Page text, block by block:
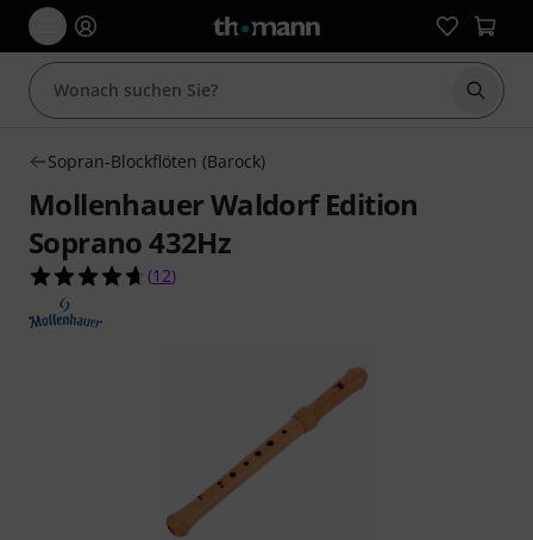
Suche
Sopran-Blockflöten (Barock)
Mollenhauer Waldorf Edition
Soprano 432Hz
4.7 von 5 Sternen aus 12 Kundenbewertungen
(12)